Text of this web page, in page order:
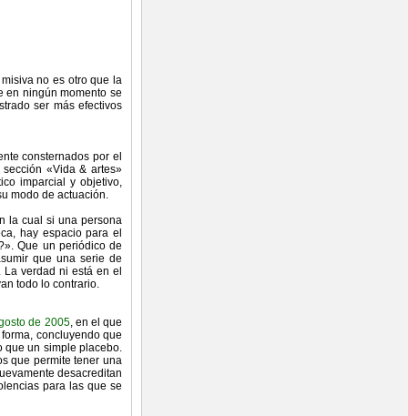
no es otro que la
en ningún momento se
ser más efectivos
consternados por el
«Vida & artes»
imparcial y objetivo,
modo de actuación.
la cual si una persona
hay espacio para el
Que un periódico de
que una serie de
verdad ni está en el
todo lo contrario.
de 2005, en el que
concluyendo que
que un simple placebo.
que permite tener una
desacreditan
para las que se